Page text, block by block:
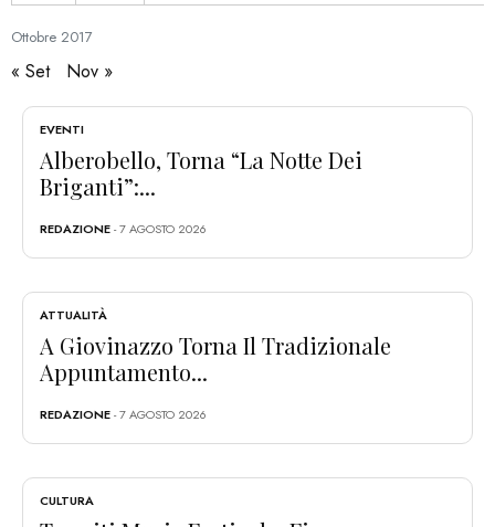
Ottobre 2017
« Set Nov »
EVENTI
Alberobello, Torna “La Notte Dei
Briganti”:...
REDAZIONE- 7 AGOSTO 2026
ATTUALITÀ
A Giovinazzo Torna Il Tradizionale
Appuntamento...
REDAZIONE- 7 AGOSTO 2026
CULTURA